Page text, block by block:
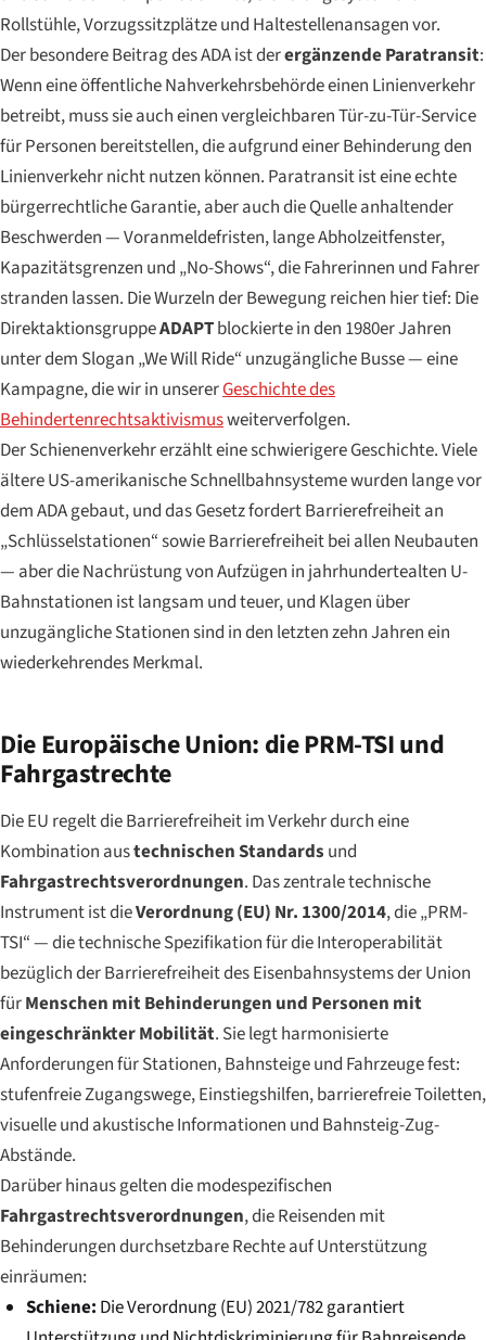
Rollstühle, Vorzugssitzplätze und Haltestellenansagen vor.
Der besondere Beitrag des ADA ist derergänzende Paratransit:
Wenn eine öffentliche Nahverkehrsbehörde einen Linienverkehr
betreibt, muss sie auch einen vergleichbaren Tür-zu-Tür-Service
für Personen bereitstellen, die aufgrund einer Behinderung den
Linienverkehr nicht nutzen können. Paratransit ist eine echte
bürgerrechtliche Garantie, aber auch die Quelle anhaltender
Beschwerden — Voranmeldefristen, lange Abholzeitfenster,
Kapazitätsgrenzen und „No-Shows“, die Fahrerinnen und Fahrer
stranden lassen. Die Wurzeln der Bewegung reichen hier tief: Die
DirektaktionsgruppeADAPTblockierte in den 1980er Jahren
unter dem Slogan „We Will Ride“ unzugängliche Busse — eine
Kampagne, die wir in unsererGeschichte des
Behindertenrechtsaktivismusweiterverfolgen.
Der Schienenverkehr erzählt eine schwierigere Geschichte. Viele
ältere US-amerikanische Schnellbahnsysteme wurden lange vor
dem ADA gebaut, und das Gesetz fordert Barrierefreiheit an
„Schlüsselstationen“ sowie Barrierefreiheit bei allen Neubauten
— aber die Nachrüstung von Aufzügen in jahrhundertealten U-
Bahnstationen ist langsam und teuer, und Klagen über
unzugängliche Stationen sind in den letzten zehn Jahren ein
wiederkehrendes Merkmal.
Die Europäische Union: die PRM-TSI und
Fahrgastrechte
Die EU regelt die Barrierefreiheit im Verkehr durch eine
Kombination austechnischen Standards und
Fahrgastrechtsverordnungen. Das zentrale technische
Instrument ist dieVerordnung (EU) Nr. 1300/2014, die „PRM-
TSI“ — die technische Spezifikation für die Interoperabilität
bezüglich der Barrierefreiheit des Eisenbahnsystems der Union
fürMenschen mit Behinderungen und Personen mit
eingeschränkter Mobilität. Sie legt harmonisierte
Anforderungen für Stationen, Bahnsteige und Fahrzeuge fest:
stufenfreie Zugangswege, Einstiegshilfen, barrierefreie Toiletten,
visuelle und akustische Informationen und Bahnsteig-Zug-
Abstände.
Darüber hinaus gelten die modespezifischen
Fahrgastrechtsverordnungen, die Reisenden mit
Behinderungen durchsetzbare Rechte auf Unterstützung
einräumen:
Schiene: Die Verordnung (EU) 2021/782 garantiert